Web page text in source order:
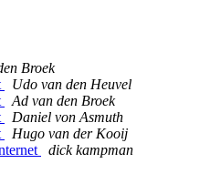
Broek
Udo van den Heuvel
Ad van den Broek
Daniel von Asmuth
Hugo van der Kooij
dick kampman